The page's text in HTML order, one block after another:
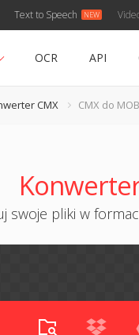
Text to Speech
OCR API
CMX CMX do
swoje pliki w